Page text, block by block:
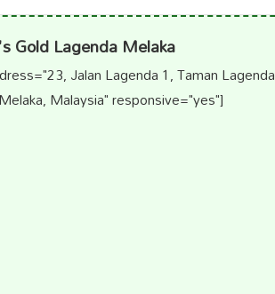
Gold Lagenda Melaka
Jalan Lagenda 1, Taman Lagenda
Malaysia" responsive="yes"]